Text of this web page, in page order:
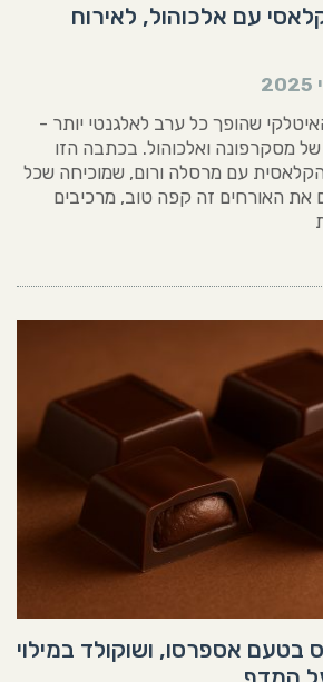
עם אלכוהול, לאירוח
שהופך כל ערב לאלגנטי יותר -
מסקרפונה ואלכוהול. בכתבה הזו
עם מרסלה ורום, שמוכיחה שכל
את האורחים זה קפה טוב, מרכיבים
בטעם אספרסו, ושוקולד במילוי